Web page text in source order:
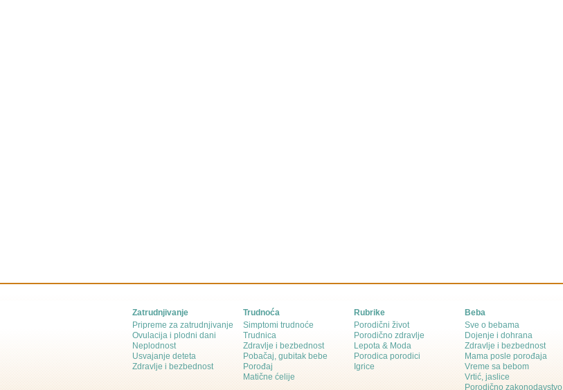
Zatrudnjivanje
Pripreme za zatrudnjivanje
Ovulacija i plodni dani
Neplodnost
Usvajanje deteta
Zdravlje i bezbednost
Trudnoća
Simptomi trudnoće
Trudnica
Zdravlje i bezbednost
Pobačaj, gubitak bebe
Porođaj
Matične ćelije
Rubrike
Porodični život
Porodično zdravlje
Lepota & Moda
Porodica porodici
Igrice
Beba
Sve o bebama
Dojenje i dohrana
Zdravlje i bezbednost
Mama posle porođaja
Vreme sa bebom
Vrtić, jaslice
Porodično zakonodavstvo